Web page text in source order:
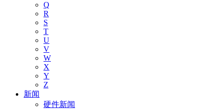
Q
R
S
T
U
V
W
X
Y
Z
新闻
硬件新闻